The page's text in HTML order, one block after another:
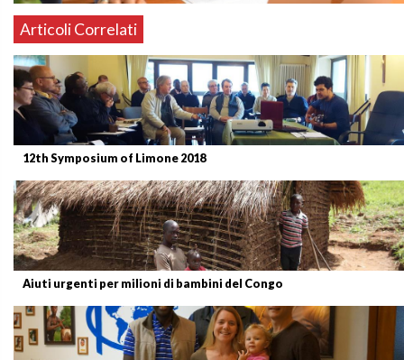
Articoli Correlati
12th Symposium of Limone 2018
Aiuti urgenti per milioni di bambini del Congo